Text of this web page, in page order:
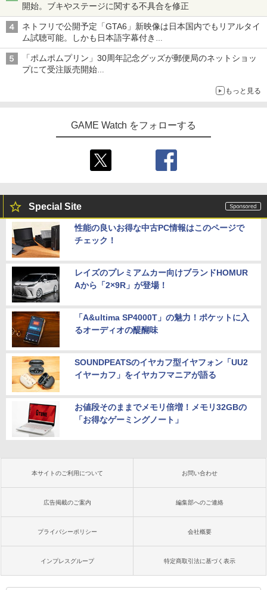
開始。ブキやステージに関する不具合を修正
ネトフリで公開予定「GTA6」新映像は日本国内でもリアルタイ
ム試聴可能。しかも日本語字幕付き
Netflixから公式回答あり
「ポムポムプリン」30周年記念グッズが郵便局のネットショッ
プにて受注販売開始
もっと見る
GAME Watch をフォローする
Special Site
性能の良いお得な中古PC情報はこのページで
チェック！
レイズのプレミアムカー向けブランドHOMUR
Aから「2×9R」が登場！
「A&ultima SP4000T」の魅力！ポケットに入
るオーディオの醍醐味
SOUNDPEATSのイヤカフ型イヤフォン「UU2
イヤーカフ」をイヤカフマニアが語る
お値段そのままでメモリ倍増！メモリ32GBの
「お得なゲーミングノート」
本サイトのご利用について お問い合わせ
広告掲載のご案内 編集部へのご連絡
プライバシーポリシー 会社概要
インプレスグループ 特定商取引法に基づく表示